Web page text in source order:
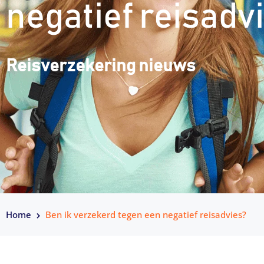
negatief
Reisverzekering nieuws
Home Ben ik verzekerd tegen een negatief reisadvies?